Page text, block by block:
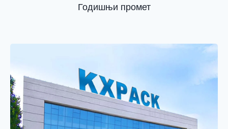
Годишњи промет